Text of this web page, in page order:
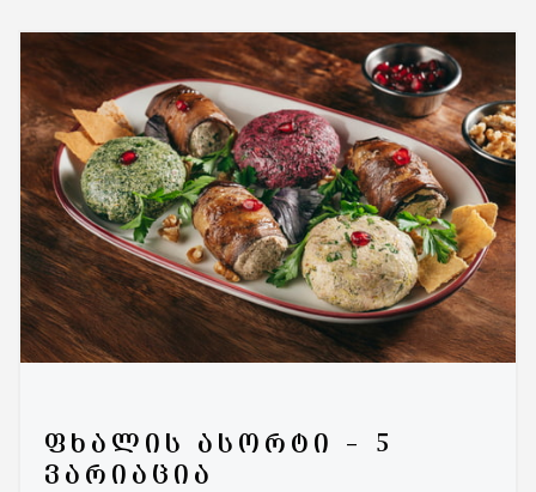
ᲤᲮᲐᲚᲘᲡ ᲐᲡᲝᲠᲢᲘ – 5
ᲕᲐᲠᲘᲐᲪᲘᲐ